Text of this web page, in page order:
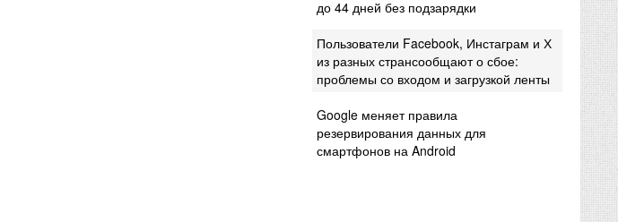
до 44 дней без подзарядки
Пользователи Facebook, Инстаграм и Х
из разных странсообщают о сбое:
проблемы со входом и загрузкой ленты
Google меняет правила
резервирования данных для
смартфонов на Android